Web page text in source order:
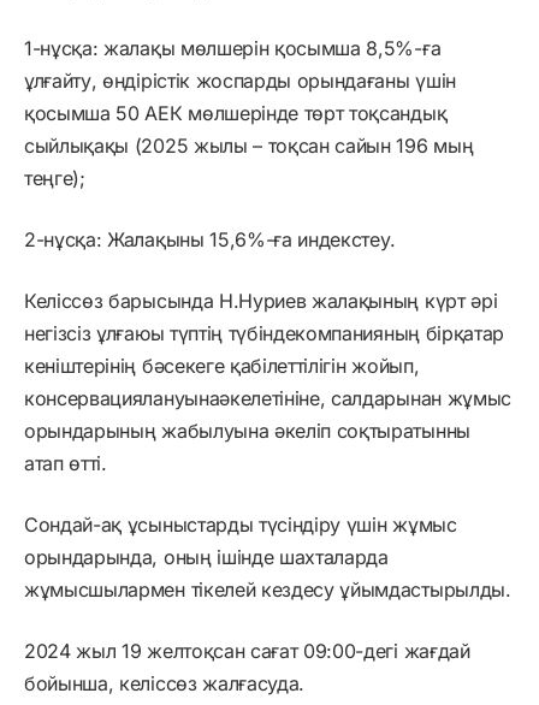
1-нұсқа: жалақы мөлшерін қосымша 8,5%-ға
ұлғайту, өндірістік жоспарды орындағаны үшін
қосымша 50 АЕК мөлшерінде төрт тоқсандық
сыйлықақы (2025 жылы – тоқсан сайын 196 мың
теңге);
2-нұсқа: Жалақыны 15,6%-ға индекстеу.
Келіссөз барысында Н.Нуриев жалақының күрт әрі
негізсіз ұлғаюы түптің түбіндекомпанияның бірқатар
кеніштерінің бәсекеге қабілеттілігін жойып,
консервациялануынаәкелетініне, салдарынан жұмыс
орындарының жабылуына әкеліп соқтыратынны
атап өтті.
Сондай-ақ ұсыныстарды түсіндіру үшін жұмыс
орындарында, оның ішінде шахталарда
жұмысшылармен тікелей кездесу ұйымдастырылды.
2024 жыл 19 желтоқсан сағат 09:00-дегі жағдай
бойынша, келіссөз жалғасуда.